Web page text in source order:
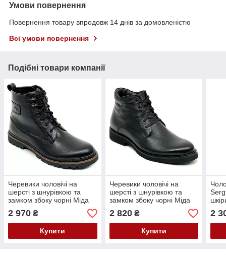
Умови повернення
Повернення товару впродовж 14 днів за домовленістю
Всі умови повернення
Подібні товари компанії
Черевики чоловічі на
шерсті з шнурівкою та
замком збоку чорні Міда
2 970 ₴
Купити
Черевики чоловічі на
шерсті з шнурівкою та
замком збоку чорні Міда
2 820₴
Купити
2